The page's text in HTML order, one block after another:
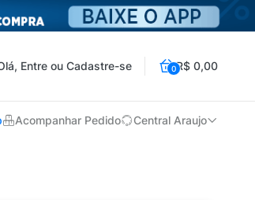
Entre ou Cadastre-se 0R$ 0,00
Acompanhar Pedido Central Araujo